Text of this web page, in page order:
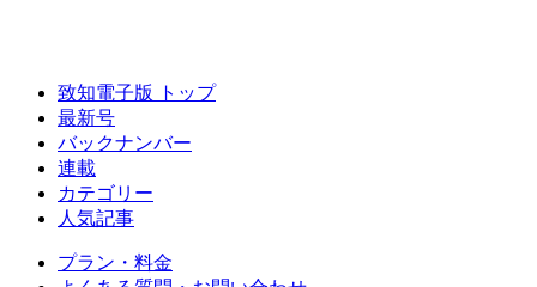
致知電子版 トップ
最新号
バックナンバー
連載
カテゴリー
人気記事
プラン・料金